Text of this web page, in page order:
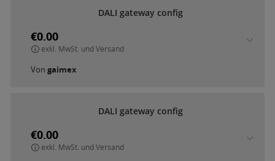
DALI gateway config
€0.00
exkl. MwSt. und Versand
Von gaimex
DALI gateway config
€0.00
exkl. MwSt. und Versand